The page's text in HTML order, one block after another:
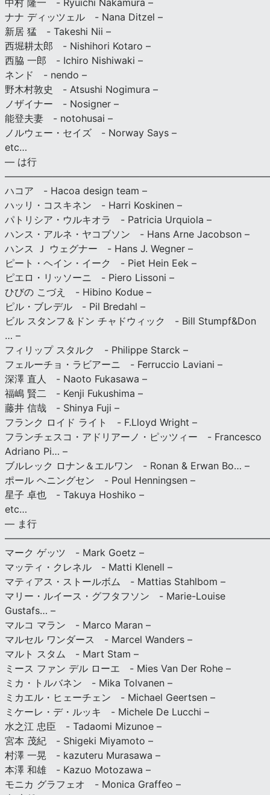
中村 隆一 - Ryuichi Nakamura –
ナナ ディッツェル - Nana Ditzel –
新居 猛 - Takeshi Nii –
西堀耕太郎 - Nishihori Kotaro –
西脇 一郎 - Ichiro Nishiwaki –
ネンド - nendo –
野木村敦史 - Atsushi Nogimura –
ノザイナー - Nosigner –
能登夫妻 - notohusai –
ノルウェー・セイズ - Norway Says –
etc…
— は行
ハコア - Hacoa design team –
ハッリ・コスキネン - Harri Koskinen –
パトリシア・ウルキオラ - Patricia Urquiola –
ハンス・アルネ・ヤコブソン - Hans Arne Jacobson –
ハンス Ｊ ウェグナー - Hans J. Wegner –
ピート・ヘイン・イーク - Piet Hein Eek –
ピエロ・リッソーニ - Piero Lissoni –
ひびの こづえ - Hibino Kodue –
ピル・ブレデル - Pil Bredahl –
ビル スタンフ＆ドン チャドウィック - Bill Stumpf&Don
… –
フィリップ スタルク - Philippe Starck –
フェルーチョ・ラビアーニ - Ferruccio Laviani –
深澤 直人 - Naoto Fukasawa –
福嶋 賢二 - Kenji Fukushima –
藤井 信哉 - Shinya Fuji –
フランク ロイド ライト - F.Lloyd Wright –
フランチェスコ・アドリアーノ・ピッツィー - Francesco
Adriano Pi… –
ブルレック ロナン＆エルワン - Ronan & Erwan Bo… –
ポール ヘニングセン - Poul Henningsen –
星子 卓也 - Takuya Hoshiko –
etc…
— ま行
マーク ゲッツ - Mark Goetz –
マッティ・クレネル - Matti Klenell –
マティアス・ストールボム - Mattias Stahlbom –
マリー・ルイース・グフタフソン - Marie-Louise
Gustafs… –
マルコ マラン - Marco Maran –
マルセル ワンダース - Marcel Wanders –
マルト スタム - Mart Stam –
ミース ファン デル ローエ - Mies Van Der Rohe –
ミカ・トルバネン - Mika Tolvanen –
ミカエル・ヒェーチェン - Michael Geertsen –
ミケーレ・デ・ルッキ - Michele De Lucchi –
水之江 忠臣 - Tadaomi Mizunoe –
宮本 茂紀 - Shigeki Miyamoto –
村澤 一晃 - kazuteru Murasawa –
本澤 和雄 - Kazuo Motozawa –
モニカ グラフェオ - Monica Graffeo –